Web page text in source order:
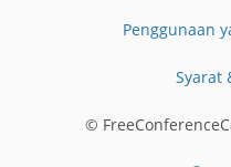
Penggunaan
Syarat
©